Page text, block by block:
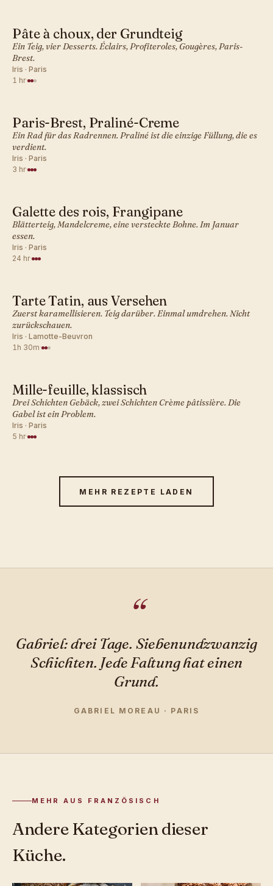
FRANZÖSISCH · GEBÄCK
Pâte à choux, der Grundteig
Ein Teig, vier Desserts. Éclairs, Profiteroles, Gougères, Paris-
Brest.
Iris · Paris
1 hr·
FRANZÖSISCH · GEBÄCK
Paris-Brest, Praliné-Creme
Ein Rad für das Radrennen. Praliné ist die einzige Füllung, die es
verdient.
Iris · Paris
3 hr·
FRANZÖSISCH · GEBÄCK
Galette des rois, Frangipane
Blätterteig, Mandelcreme, eine versteckte Bohne. Im Januar
essen.
Iris · Paris
24 hr·
FRANZÖSISCH · GEBÄCK
Tarte Tatin, aus Versehen
Zuerst karamellisieren. Teig darüber. Einmal umdrehen. Nicht
zurückschauen.
Iris · Lamotte-Beuvron
1h 30m·
FRANZÖSISCH · GEBÄCK
Mille-feuille, klassisch
Drei Schichten Gebäck, zwei Schichten Crème pâtissière. Die
Gabel ist ein Problem.
Iris · Paris
5 hr·
MEHR REZEPTE LADEN
Gabriel: drei Tage. Siebenundzwanzig
Schichten. Jede Faltung hat einen
Grund.
GABRIEL MOREAU · PARIS
MEHR AUS FRANZÖSISCH
Andere Kategorien dieser
Küche.